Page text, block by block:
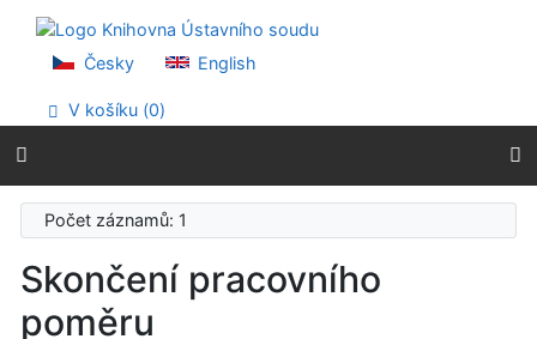
Přejít na menu
Prohlášení o webové přístupnosti
Česky English
V košíku (0)
Počet záznamů: 1
Skončení pracovního
poměru